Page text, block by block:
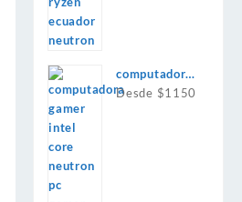
computadora
intel i7 rtx
Desde $1150